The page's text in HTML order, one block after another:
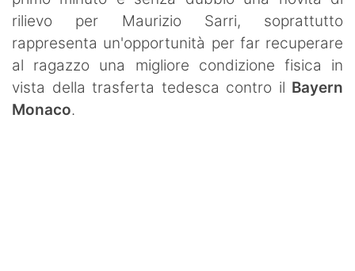
rilievo per Maurizio Sarri, soprattutto
rappresenta un'opportunità per far recuperare
al ragazzo una migliore condizione fisica in
vista della trasferta tedesca contro il Bayern
Monaco.